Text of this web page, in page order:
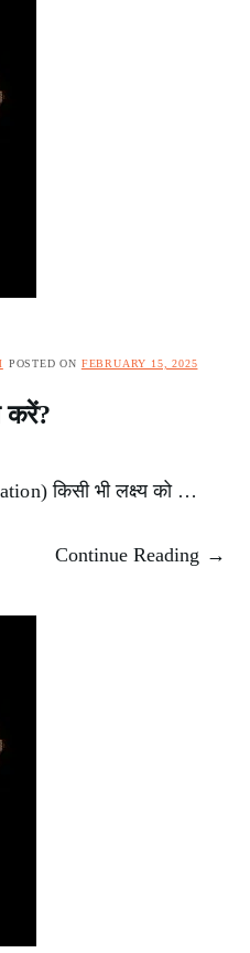
POSTED ON FEBRUARY 15, 2025
करें?
किसी भी लक्ष्य को …
Continue Reading →